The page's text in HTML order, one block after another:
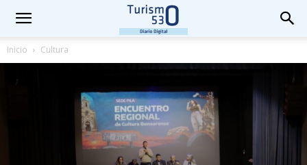
Inicio Cultura